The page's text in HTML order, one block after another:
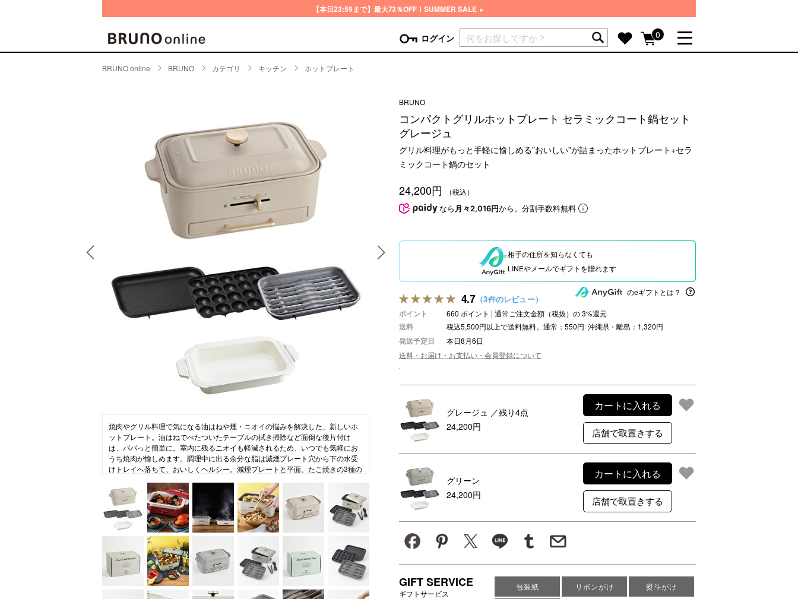
【本日23:59まで】最大73％OFF！SUMMER SALE
ログイン
ログイン
パスワードをお忘れの方はこちら＞
0
現在カートには商品が入っていません。
ブランド一覧
店舗一覧
コラム
キッチン家電
食器
キッチンファブリック
インテリア
時計
生活家電
家具・収納
ピクニックアイテム
ランチボックス・弁当箱
その他ピクニックアイテム
ビューティー
アロマ
ファッション・トラベル more
ファッション雑貨
バッグ
ベビー・キッズアイテム more
おもちゃ・トイ
ファッション
その他ベビー・キッズアイテム
出産祝い
新築・引越し祝い
おまとめ割引
SUPPORT
ご利用案内
よくある質問
BRUNO online BRUNO カテゴリ キッチン ホットプレート
焼肉やグリル料理で気になる油はねや煙・ニオイの悩みを解決した、新しいホ
ットプレート。油はねでべたついたテーブルの拭き掃除など面倒な後片付け
は、パパっと簡単に。室内に残るニオイも軽減されるため、いつでも気軽にお
うち焼肉が愉しめます。調理中に出る余分な脂は減煙プレート穴から下の水受
けトレイへ落ちて、おいしくヘルシー。減煙プレートと平面、たこ焼きの3種の
まま使えるため、幅広いお料理で活躍します。つくる人も食べる人も、みんな
が“おいしい”ホットプレートです。さらに、ホットプレートの上に乗せて鍋料理
や煮込み料理が愉しめるセラミックコート鍋のセットです。
BRUNO
コンパクトグリルホットプレート セラミックコート鍋セット
グレージュ
グリル料理がもっと手軽に愉しめる”おいしい”が詰まったホットプレート+セラ
ミックコート鍋のセット
24,200円 （税込）
なら 月々2,016円から。分割手数料無料
相手の住所を知らなくても
LINEやメールでギフトを贈れます
のeギフトとは？
4.7（3件のレビュー）
ポイント 660 ポイント | 通常ご注文金額（税抜）の3%還元
送料 税込5,500円以上で送料無料。通常：550円 沖縄県・離島：1,320円
発送予定日
本日8月6日
送料・お届け・お支払い・会員登録について
グレージュ ／残り4点
24,200円
カートに入れる
グリーン
24,200円
カートに入れる
GIFT SERVICE
ギフトサービス
包装紙 リボンがけ 熨斗がけ